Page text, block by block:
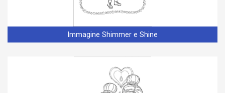
Immagine Shimmer e Shine